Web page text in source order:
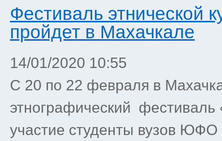
Фестиваль этнической
пройдет в Махачкале
14/01/2020 10:55
С 20 по 22 февраля в
этнографический
участие студенты вузов